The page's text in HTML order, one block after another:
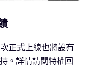
正式上線也將設有
。詳情請閱特權回